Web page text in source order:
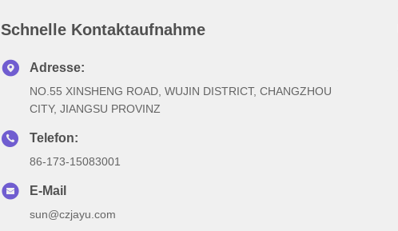
Schnelle Kontaktaufnahme
Adresse:
NO.55 XINSHENG ROAD, WUJIN DISTRICT, CHANGZHOU
CITY, JIANGSU PROVINZ
Telefon:
86-173-15083001
E-Mail
sun@czjayu.com